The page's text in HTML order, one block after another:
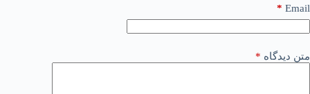
Email
*
متن دیدگاه *